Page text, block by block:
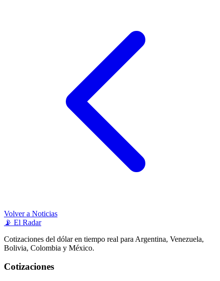
Volver a Noticias
📡 El Radar
Cotizaciones del dólar en tiempo real para Argentina, Venezuela,
Bolivia, Colombia y México.
Cotizaciones